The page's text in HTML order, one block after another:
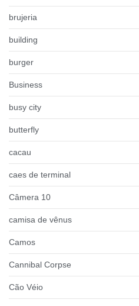
brujeria
building
burger
Business
busy city
butterfly
cacau
caes de terminal
Câmera 10
camisa de vênus
Camos
Cannibal Corpse
Cão Véio